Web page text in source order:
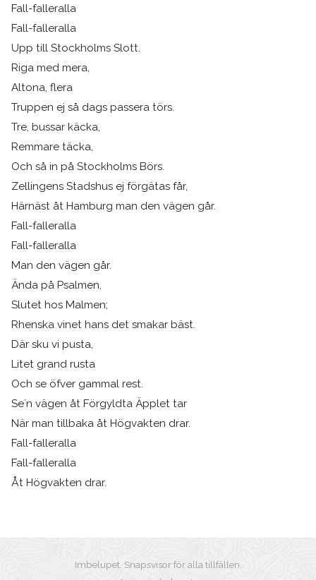
Fall-falleralla
Fall-falleralla
Upp till Stockholms Slott.
Riga med mera,
Altona, flera
Truppen ej så dags passera törs.
Tre, bussar käcka,
Remmare täcka,
Och så in på Stockholms Börs.
Zellingens Stadshus ej förgätas får,
Härnäst åt Hamburg man den vägen går.
Fall-falleralla
Fall-falleralla
Man den vägen går.
Ända på Psalmen,
Slutet hos Malmen;
Rhenska vinet hans det smakar bäst.
Där sku vi pusta,
Litet grand rusta
Och se öfver gammal rest.
Se´n vägen åt Förgyldta Äpplet tar
När man tillbaka åt Högvakten drar.
Fall-falleralla
Fall-falleralla
Åt Högvakten drar.
Imbelupet. Snapsvisor för alla tillfällen.